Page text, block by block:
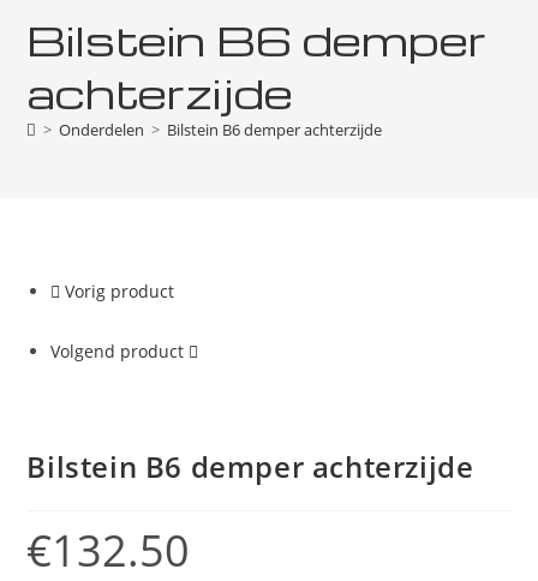
Bilstein B6 demper
achterzijde
> Onderdelen > Bilstein B6 demper achterzijde
Vorig product
Volgend product
Bilstein B6 demper achterzijde
€132.50